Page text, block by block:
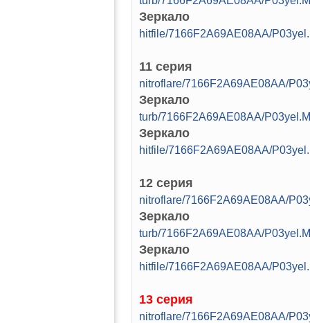
Зеркало
hitfile/7166F2A69AE08AA/
11 серия
nitroflare/7166F2A69AE08AA/
Зеркало
turb/7166F2A69AE08AA/
Зеркало
hitfile/7166F2A69AE08AA/
12 серия
nitroflare/7166F2A69AE08AA/
Зеркало
turb/7166F2A69AE08AA/
Зеркало
hitfile/7166F2A69AE08AA/
13 серия
nitroflare/7166F2A69AE08AA/